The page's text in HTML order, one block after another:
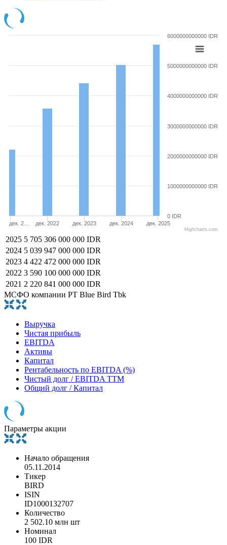
дек. 2… дек. 2022 дек. 2023 дек. 2024 дек. 2025
0 IDR
1000000000000 IDR
2000000000000 IDR
3000000000000 IDR
4000000000000 IDR
5000000000000 IDR
6000000000000 IDR
Highcharts.com
2025 5 705 306 000 000 IDR
2024 5 039 947 000 000 IDR
2023 4 422 472 000 000 IDR
2022 3 590 100 000 000 IDR
2021 2 220 841 000 000 IDR
МСФО компании PT Blue Bird Tbk
Выручка
Чистая прибыль
EBITDA
Активы
Капитал
Рентабельность по EBITDA (%)
Чистый долг / EBITDA TTM
Общий долг / Капитал
Параметры акции
Начало обращения
05.11.2014
Тикер
BIRD
ISIN
ID1000132707
Количество
2 502.10 млн шт
Номинал
100 IDR